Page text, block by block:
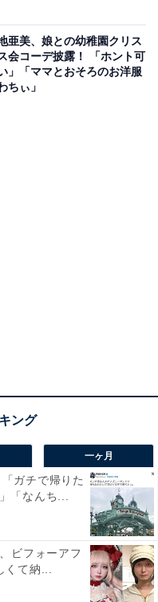
亜美、娘との幼稚園クリス
会コーデ披露！ 「ホント可
」「ママとおそろのお洋服
ちぃ」
一ヶ月
ガチで帰りた
「なんち...
ビフォーアフ
くて納...